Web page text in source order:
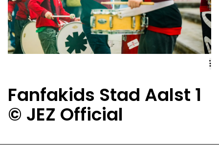
Journal Vénerie- version papier
Newsletter
Fanfakids Stad Aalst 1
© JEZ Official